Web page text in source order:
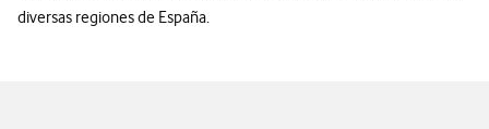
diversas regiones de España.